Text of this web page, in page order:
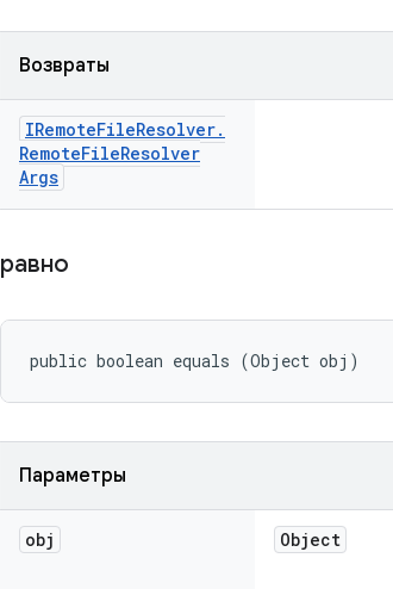
Возвраты
IRemoteFileResolver.
RemoteFileResolver
Args
равно
public boolean equals (Object obj)
Параметры
obj Object